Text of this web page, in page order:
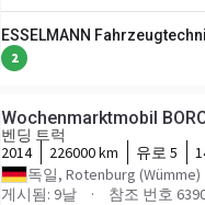
ESSELMANN
2
Wochenmarktmobil
벤딩 트럭
2014
226000 km 유로 5
독일, Rotenburg (Wümme)
게시됨: 9날
참조 번호